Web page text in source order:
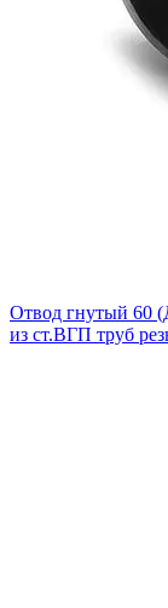
Отвод гнутый 60
из ст.ВГП труб